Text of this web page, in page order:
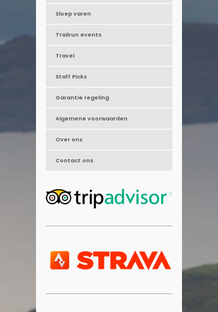
Sloep varen
Trailrun events
Travel
Staff Picks
Garantie regeling
Algemene voorwaarden
Over ons
Contact ons